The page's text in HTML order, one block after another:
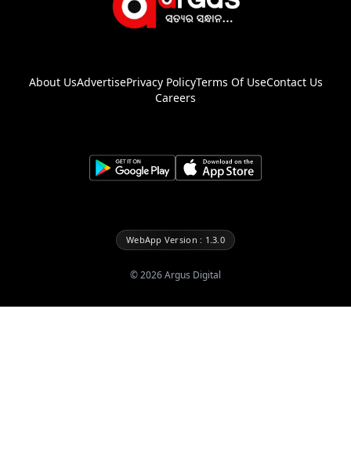
About UsAdvertisePrivacy PolicyTerms Of UseContact Us
Careers
WebApp Version : 1.3.0
©2026Argus Digital